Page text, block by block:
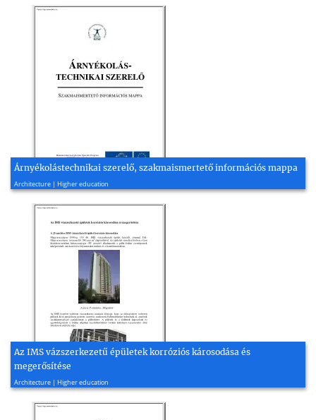
Árnyékolástechnikai szerelő, szakmaismertető információs mappa
Architecture | Higher education
Az IMS vázszerkezetű épületek korróziós károsodása és
megerősítése
Architecture | Higher education